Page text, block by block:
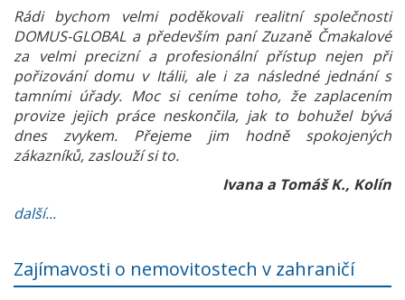
Rádi bychom velmi poděkovali realitní společnosti
DOMUS-GLOBAL a především paní Zuzaně Čmakalové
za velmi precizní a profesionální přístup nejen při
pořizování domu v Itálii, ale i za následné jednání s
tamními úřady. Moc si ceníme toho, že zaplacením
provize jejich práce neskončila, jak to bohužel bývá
dnes zvykem. Přejeme jim hodně spokojených
zákazníků, zaslouží si to.
Ivana a Tomáš K., Kolín
další...
Zajímavosti o nemovitostech v zahraničí